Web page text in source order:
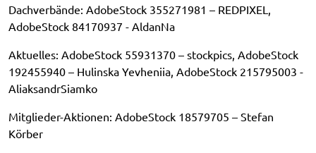
Dachverbände: AdobeStock 355271981 – REDPIXEL,
AdobeStock 84170937 - AldanNa
Aktuelles: AdobeStock 55931370 – stockpics, AdobeStock
192455940 – Hulinska Yevheniia, AdobeStock 215795003 -
AliaksandrSiamko
Mitglieder-Aktionen: AdobeStock 18579705 – Stefan
Körber